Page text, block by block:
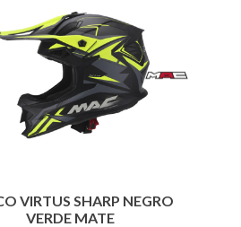
VIRTUS SHARP NEGRO
VERDE MATE